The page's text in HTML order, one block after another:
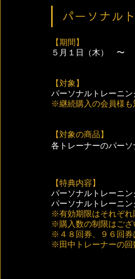
パーソナル
【期間】
５月１日（木）　〜　
【対象】
パーソナルトレーニ
※継続購入の会員様も
【対象の商品】
各トレーナーのパー
【特典内容】
パーソナルトレーニ
パーソナルトレーニ
※有効期限はそれぞ
※購入数の制限はござ
※４８回券、９６回
※田中トレーナーの回